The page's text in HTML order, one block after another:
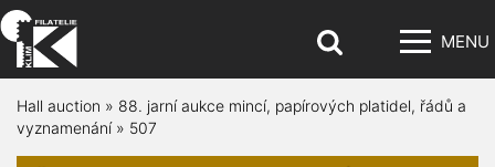
MENU
Hall auction » 88. jarní aukce mincí, papírových platidel, řádů a
vyznamenání» 507